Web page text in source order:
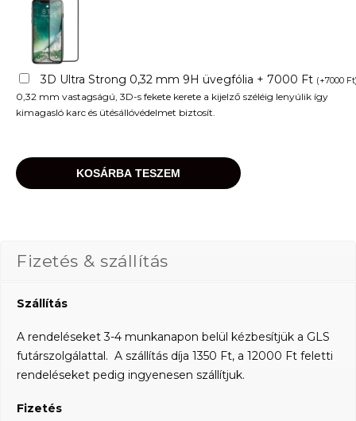
3D Ultra Strong 0,32 mm 9H üvegfólia + 7000 Ft (+7000 Ft
0,32 mm vastagságú, 3D-s fekete kerete a kijelző széléig lenyúlik így
kimagasló karc és ütésállóvédelmet biztosít.
KOSÁRBA TESZEM
Fizetés & szállítás
Szállítás
A rendeléseket 3-4 munkanapon belül kézbesítjük a GLS
futárszolgálattal. A szállítás díja 1350 Ft, a 12000 Ft feletti
rendeléseket pedig ingyenesen szállítjuk.
Fizetés